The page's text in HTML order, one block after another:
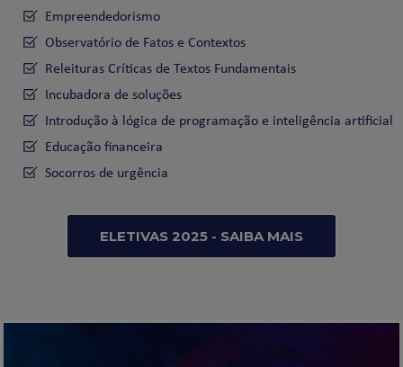
Empreendedorismo
Observatório de Fatos e Contextos
Releituras Críticas de Textos Fundamentais
Incubadora de soluções
Introdução à lógica de programação e inteligência artificial
Educação financeira
Socorros de urgência
ELETIVAS 2025 - SAIBA MAIS